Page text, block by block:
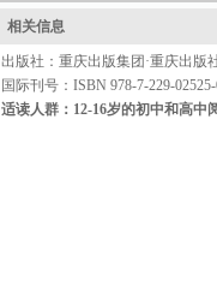
相关信息
出版社：重庆出版集团·重庆出版
国际刊号：ISBN 978-7-229-
适读人群：12-16岁的初中和高中